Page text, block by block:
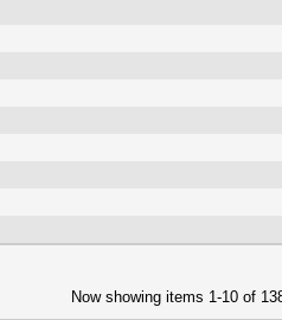
Now showing items 1-10 of